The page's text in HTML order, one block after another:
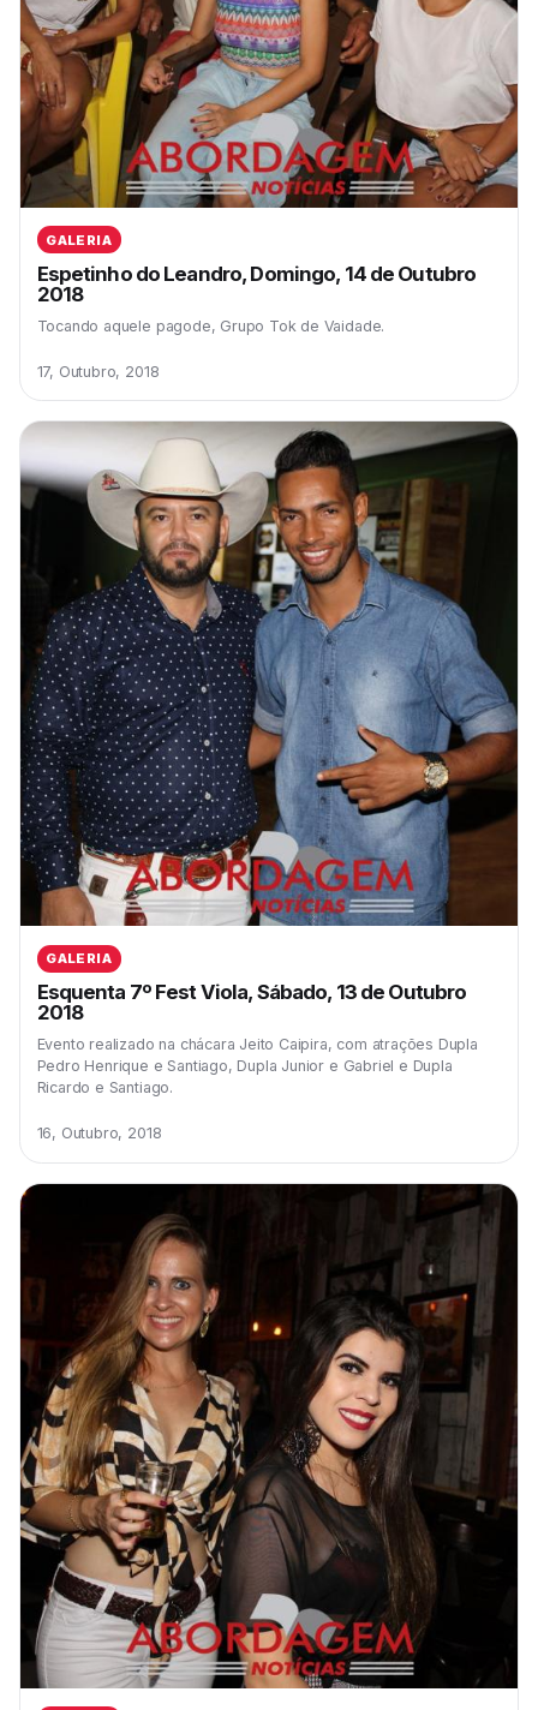
GALERIA
Espetinho do Leandro, Domingo, 14 de Outubro
2018
Tocando aquele pagode, Grupo Tok de Vaidade.
17, Outubro, 2018
GALERIA
Esquenta 7º Fest Viola, Sábado, 13 de Outubro
2018
Evento realizado na chácara Jeito Caipira, com atrações Dupla
Pedro Henrique e Santiago, Dupla Junior e Gabriel e Dupla
Ricardo e Santiago.
16, Outubro, 2018